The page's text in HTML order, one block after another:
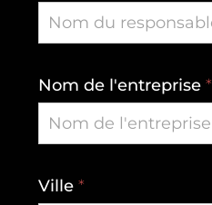
Nom de l'entreprise*
Ville*